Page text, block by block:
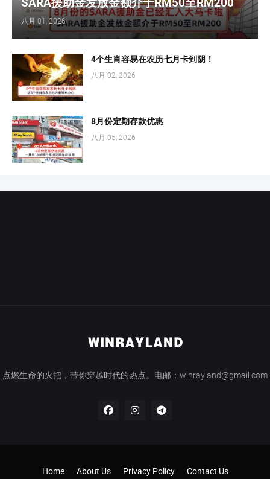
八月 01, 2026
4个生肖容易在农历七月卡到阴！
八月 02, 2026
8月份定期存款优惠
八月 05, 2026
点燃生命的火把，带你穿越时代的热点。电邮：winrayland@gmail.com
Home About Us Privacy Policy Contact Us